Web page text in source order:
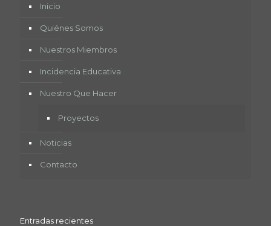
Inicio
Quiénes Somos
Nuestros Miembros
Incidencia Educativa
Nuestro Que Hacer
Proyectos
Noticias
Contacto
Entradas recientes